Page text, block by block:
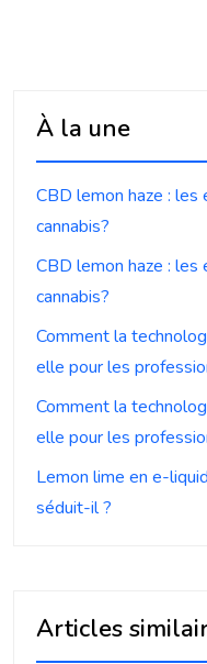
À la une
CBD lemon haze :
cannabis?
CBD lemon haze :
cannabis?
Comment la
elle pour les
Comment la
elle pour les
Lemon lime en e-
séduit-il ?
Articles